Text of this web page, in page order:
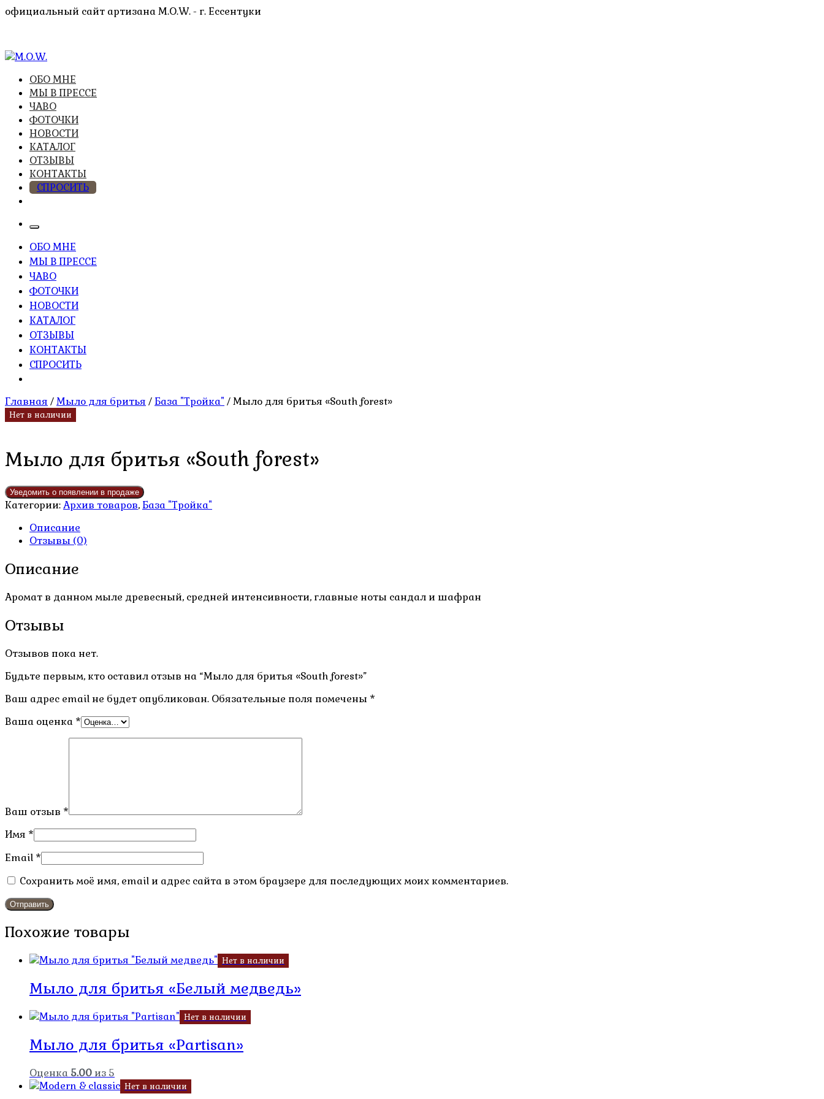
Перейти
официальный сайт артизана M.O.W. - г. Ессентуки
M.O.W.
высочайшее качество из натуральных компонентов
ОБО МНЕ
МЫ В ПРЕССЕ
ЧАВО
ФОТОЧКИ
НОВОСТИ
КАТАЛОГ
ОТЗЫВЫ
КОНТАКТЫ
СПРОСИТЬ
ОБО МНЕ
МЫ В ПРЕССЕ
ЧАВО
ФОТОЧКИ
НОВОСТИ
КАТАЛОГ
ОТЗЫВЫ
КОНТАКТЫ
СПРОСИТЬ
Главная /Мыло для бритья /База "Тройка" / Мыло для бритья «South forest»
Нет в наличии
Мыло для бритья «South forest»
Категории:Архив товаров,База "Тройка"
Описание
Отзывы (0)
Описание
Аромат в данном мыле древесный, средней интенсивности, главные ноты сандал и шафран
Отзывы
Отзывов пока нет.
Будьте первым, кто оставил отзыв на “Мыло для бритья «South forest»”
Ваш адрес email не будет опубликован. Обязательные поля помечены *
Ваша оценка *
Ваш отзыв *
Имя *
Email *
Сохранить моё имя, email и адрес сайта в этом браузере для последующих моих комментариев.
Похожие товары
Нет в наличии
Мыло для бритья «Белый медведь»
Нет в наличии
Мыло для бритья «Partisan»
Оценка 5.00 из 5
Нет в наличии